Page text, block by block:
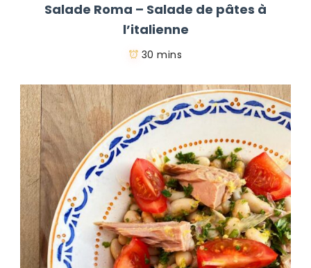
Salade Roma – Salade de pâtes à
l’italienne
30 mins